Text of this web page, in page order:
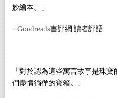
妙繪本。」
─Goodreads書評網 讀者評語
「對於認為這些寓言故事是珠
們盡情徜徉的寶箱。」